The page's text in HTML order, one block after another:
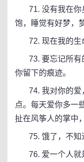
71. 没有我在你
饱，睡觉有好梦，
72. 现在我的生
73. 要忘记所有
你留下的痕迹。
74. 我对你的爱
点。每天爱你多一
扯在风筝人的掌中
75. 饿了，不知
76. 爱一个人就